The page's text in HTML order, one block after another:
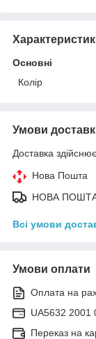
Основні
Колір
Умови
Доставка
Нова Пошта
НОВА
Всі умови
Умови оплати
Оплата на
UA5632 2001
Переказ на